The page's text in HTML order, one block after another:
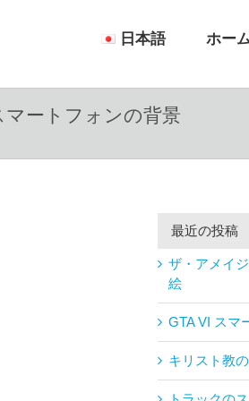
日本語 ホー
ートフォンの背景
最近の投稿
ザ・アメイ
絵
GTA VI スマ
キリスト教